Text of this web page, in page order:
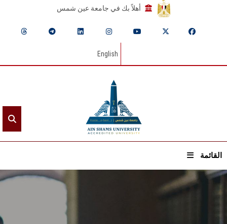
أهلاً بك في جامعة عين شمس
English
القائمة
الرئيسيـة